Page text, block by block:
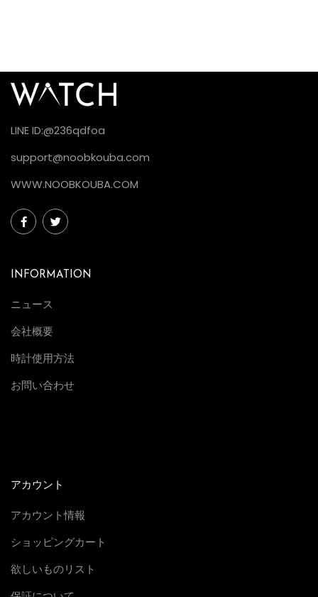
LINE ID:@236qdfoa
support@noobkouba.com
WWW.NOOBKOUBA.COM
INFORMATION
ニュース
会社概要
時計使用方法
お問い合わせ
アカウント
アカウント情報
ショッピングカート
欲しいものリスト